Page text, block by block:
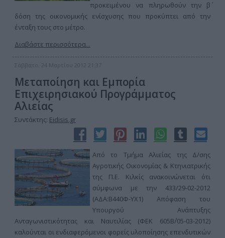
προκειμένου να πληρωθούν την β΄
δόση της οικονομικής ενίσχυσης που προκύπτει από την
ένταξη τους στο μέτρο.
Διαβάστε περισσότερα...
Σάββατο, 24 Μαρτίου 2012 21:37
Μεταποίηση και Εμπορία
Επιχειρησιακού Προγράμματος
Αλιείας
Συντάκτης: Eidisis.gr
Από το Τμήμα Αλιείας της Δ/σης
Αγροτικής Οικονομίας & Κτηνιατρικής
της Π.Ε. Κιλκίς ανακοινώνεται ότι
σύμφωνα με την 433/29-02-2012
(ΑΔΑ:Β440Φ-ΥΧ1) Απόφαση του
Υπουργού Ανάπτυξης
Ανταγωνιστικότητας και Ναυτιλίας (ΦΕΚ 605Β΄/05-03-2012)
καλούνται οι ενδιαφερόμενοι φορείς υλοποίησης επενδυτικών